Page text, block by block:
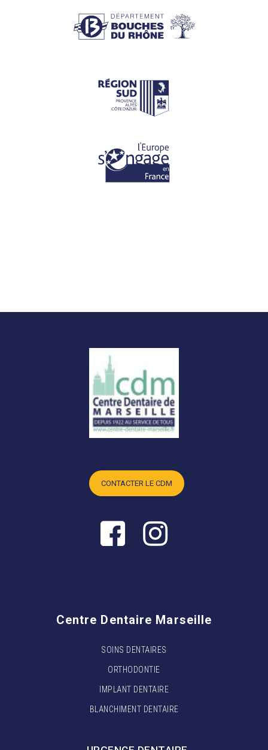
CONTACTER LE CDM
Centre Dentaire Marseille
SOINS DENTAIRES
ORTHODONTIE
IMPLANT DENTAIRE
BLANCHIMENT DENTAIRE